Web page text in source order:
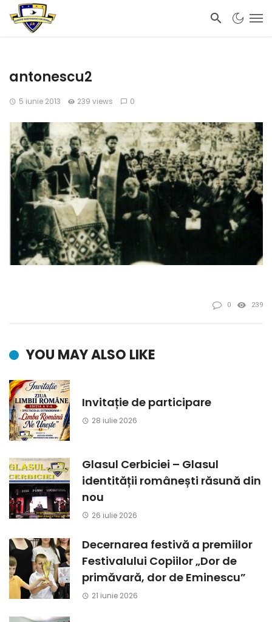
antonescu2
5 iunie 2013 239 views 0
0 239
YOU MAY ALSO LIKE
Invitație de participare
28 iulie 2026
Glasul Cerbiciei – Glasul
identității românești răsună din
nou
26 iulie 2026
Decernarea festivă a premiilor
Festivalului Copiilor „Dor de
primăvară, dor de Eminescu”
21 iunie 2026